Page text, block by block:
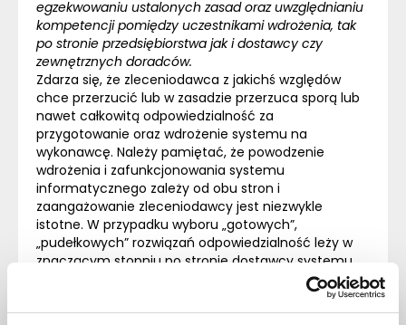
egzekwowaniu ustalonych zasad oraz uwzględnianiu
kompetencji pomiędzy uczestnikamiwdrożenia, tak
po stronie przedsiębiorstwa jak i dostawcy czy
zewnętrznych doradców.
Zdarza się, że zleceniodawca z jakichś względów
chce przerzucić lub w zasadzie przerzuca sporą lub
nawet całkowitą odpowiedzialność za
przygotowanie oraz wdrożenie systemu na
wykonawcę. Należy pamiętać, że powodzenie
wdrożenia i zafunkcjonowania systemu
informatycznego zależy od obu stron i
zaangażowanie zleceniodawcy jest niezwykle
istotne. W przypadku wyboru „gotowych”,
„pudełkowych” rozwiązań odpowiedzialność leży w
znaczącym stopniu po stronie dostawcy systemu,
co jest dosyć zrozumiałe. Jednak bardzo często
systemy zostają dostosowane do Klienta, aby
spełnić szczególne wymagania lub dawać określone